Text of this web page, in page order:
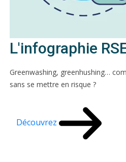
L'infographie
Greenwashing, greenhushing…
sans se mettre en risque ?
Découvrez